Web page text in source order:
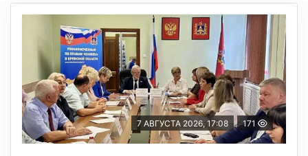
7 АВГУСТА 2026, 17:08 171